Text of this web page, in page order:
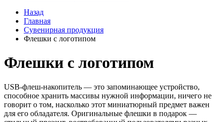
Назад
Главная
Сувенирная продукция
Флешки с логотипом
Флешки с логотипом
USB-флеш-накопитель — это запоминающее устройство,
способное хранить массивы нужной информации, ничего не
говорит о том, насколько этот миниатюрный предмет важен
для его обладателя. Оригинальные флешки в подарок —